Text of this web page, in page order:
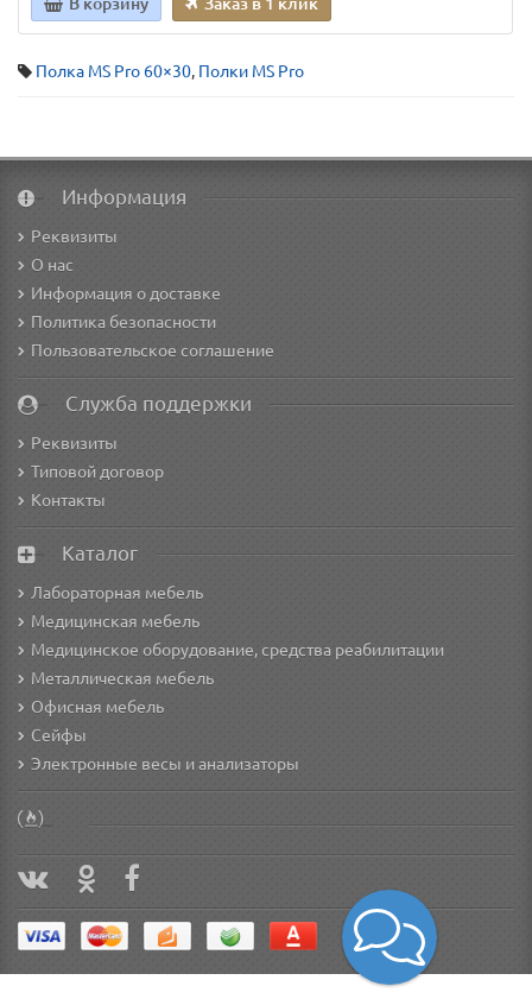
Полка MS Pro 60×30, Полки MS Pro
Информация
Реквизиты
О нас
Информация о доставке
Политика безопасности
Пользовательское соглашение
Служба поддержки
Реквизиты
Типовой договор
Контакты
Каталог
Лабораторная мебель
Медицинская мебель
Медицинское оборудование, средства реабилитации
Металлическая мебель
Офисная мебель
Сейфы
Электронные весы и анализаторы